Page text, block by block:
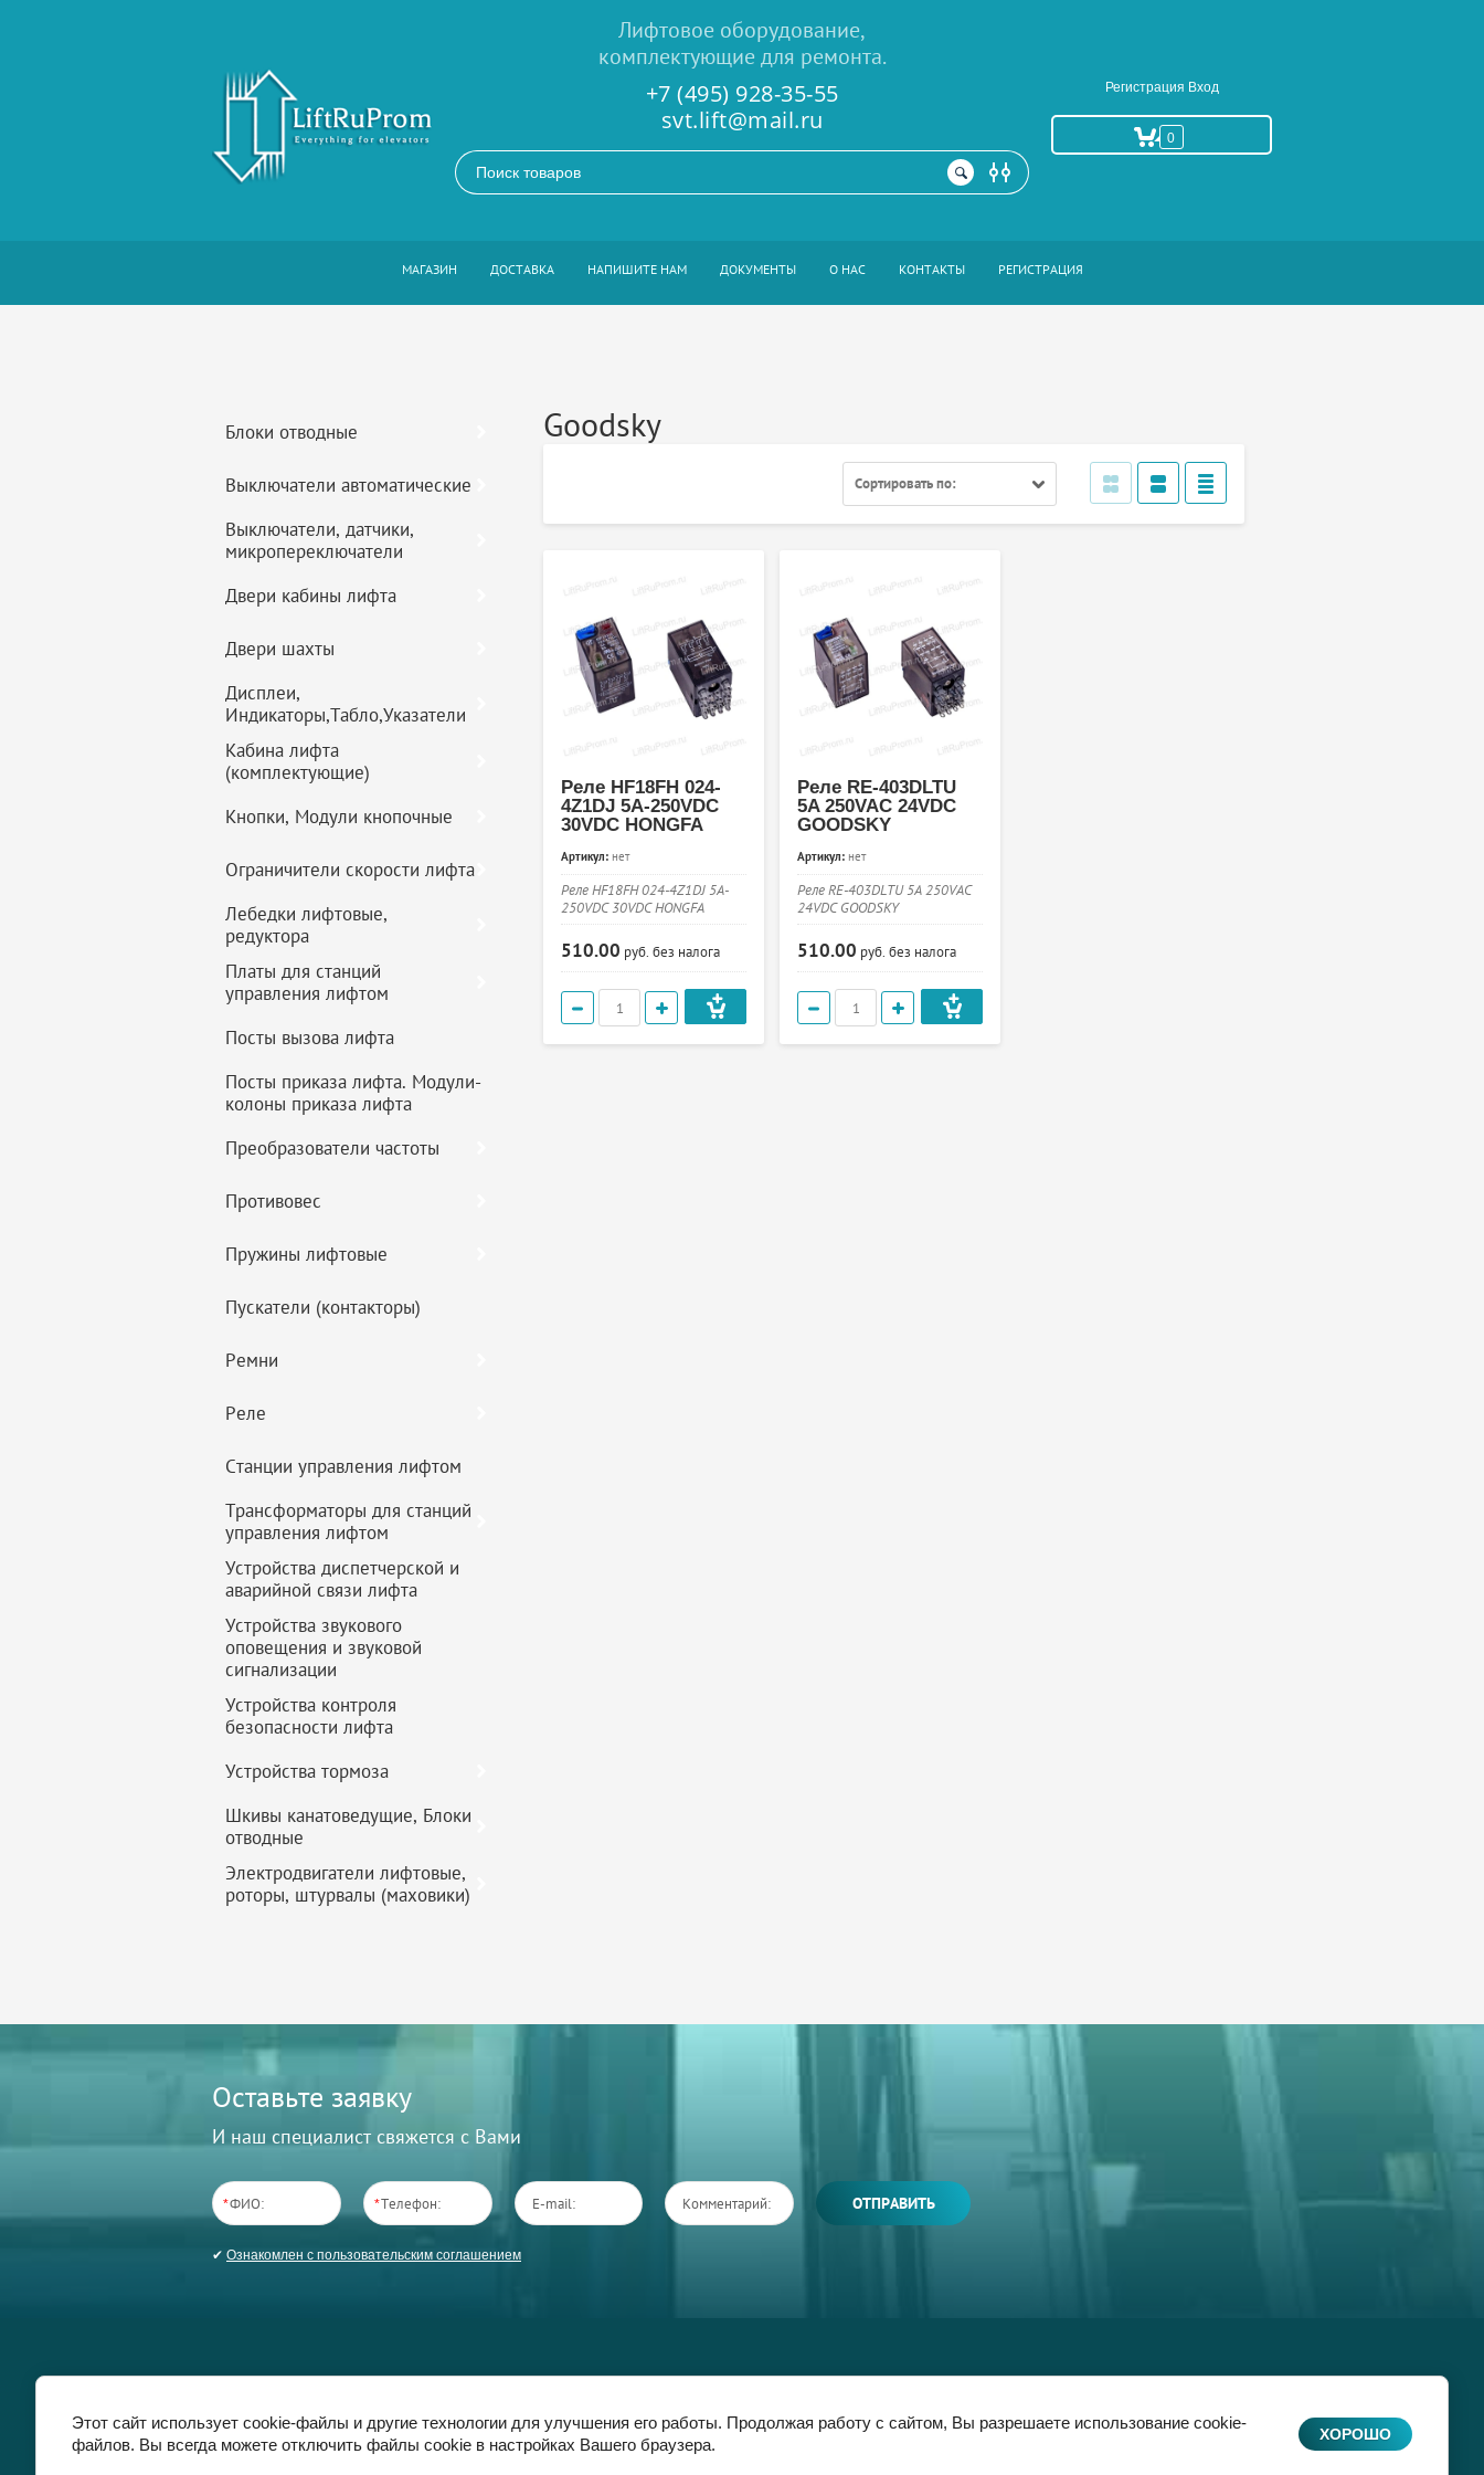
Лифтовое оборудование,
комплектующие для ремонта.
+7 (495) 928-35-55
svt.lift@mail.ru
Регистрация Вход
0
МАГАЗИН ДОСТАВКА НАПИШИТЕ НАМ ДОКУМЕНТЫ О НАС КОНТАКТЫ РЕГИСТРАЦИЯ
Блоки отводные
Выключатели автоматические
Выключатели, датчики,
микропереключатели
Двери кабины лифта
Двери шахты
Дисплеи,
Индикаторы,Табло,Указатели
Кабина лифта
(комплектующие)
Кнопки, Модули кнопочные
Ограничители скорости лифта
Лебедки лифтовые,
редуктора
Платы для станций
управления лифтом
Посты вызова лифта
Посты приказа лифта. Модули-
колоны приказа лифта
Преобразователи частоты
Противовес
Пружины лифтовые
Пускатели (контакторы)
Ремни
Реле
Станции управления лифтом
Трансформаторы для станций
управления лифтом
Устройства диспетчерской и
аварийной связи лифта
Устройства звукового
оповещения и звуковой
сигнализации
Устройства контроля
безопасности лифта
Устройства тормоза
Шкивы канатоведущие, Блоки
отводные
Электродвигатели лифтовые,
роторы, штурвалы (маховики)
Goodsky
Сортировать по:
Реле HF18FH 024-
4Z1DJ 5A-250VDC
30VDC HONGFA
Артикул: нет
Реле HF18FH 024-4Z1DJ 5A-
250VDC 30VDC HONGFA
510.00 руб. без налога
Реле RE-403DLTU
5A 250VAC 24VDC
GOODSKY
Артикул: нет
Реле RE-403DLTU 5A 250VAC
24VDC GOODSKY
510.00 руб.без налога
Оставьте заявку
И наш специалист свяжется с Вами
* * ОТПРАВИТЬ
✔ Ознакомлен с пользовательским соглашением
Этот сайт использует cookie-файлы и другие технологии для улучшения его работы. Продолжая работу с сайтом, Вы разрешаете использование cookie-
файлов. Вы всегда можете отключить файлы cookie в настройках Вашего браузера.
ХОРОШО